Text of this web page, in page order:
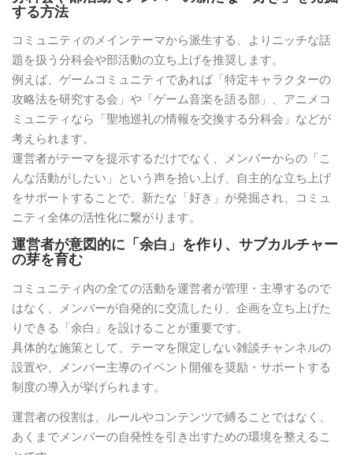
する方法
コミュニティのメインテーマから派生する、よりニッチな話
題を扱う分科会や部活動の立ち上げを推奨します。
例えば、ゲームコミュニティであれば「特定キャラクターの
攻略法を研究する会」や「ゲーム音楽を語る部」、アニメコ
ミュニティなら「聖地巡礼の情報を交換する分科会」などが
考えられます。
運営者がテーマを提示するだけでなく、メンバーからの「こ
んな活動がしたい」という声を拾い上げ、自主的な立ち上げ
をサポートすることで、新たな「好き」が発掘され、コミュ
ニティ全体の活性化に繋がります。
運営者が意図的に「余白」を作り、サブカルチャー
の芽を育む
コミュニティ内の全ての活動を運営者が管理・主導するので
はなく、メンバーが自発的に交流したり、企画を立ち上げた
りできる「余白」を設けることが重要です。
具体的な施策として、テーマを限定しない雑談チャンネルの
設置や、メンバー主導のイベント開催を奨励・サポートする
制度の導入が挙げられます。
運営者の役割は、ルールやコンテンツで縛ることではなく、
あくまでメンバーの自発性を引き出すための環境を整えるこ